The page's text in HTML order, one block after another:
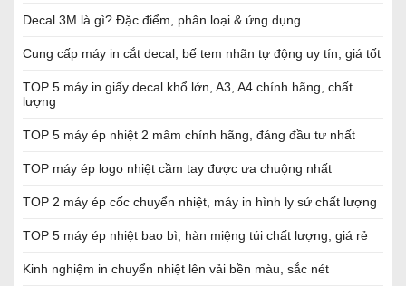
Decal 3M là gì? Đặc điểm, phân loại & ứng dụng
Cung cấp máy in cắt decal, bế tem nhãn tự động uy tín, giá tốt
TOP 5 máy in giấy decal khổ lớn, A3, A4 chính hãng, chất
lượng
TOP 5 máy ép nhiệt 2 mâm chính hãng, đáng đầu tư nhất
TOP máy ép logo nhiệt cầm tay được ưa chuộng nhất
TOP 2 máy ép cốc chuyển nhiệt, máy in hình ly sứ chất lượng
TOP 5 máy ép nhiệt bao bì, hàn miệng túi chất lượng, giá rẻ
Kinh nghiệm in chuyển nhiệt lên vải bền màu, sắc nét